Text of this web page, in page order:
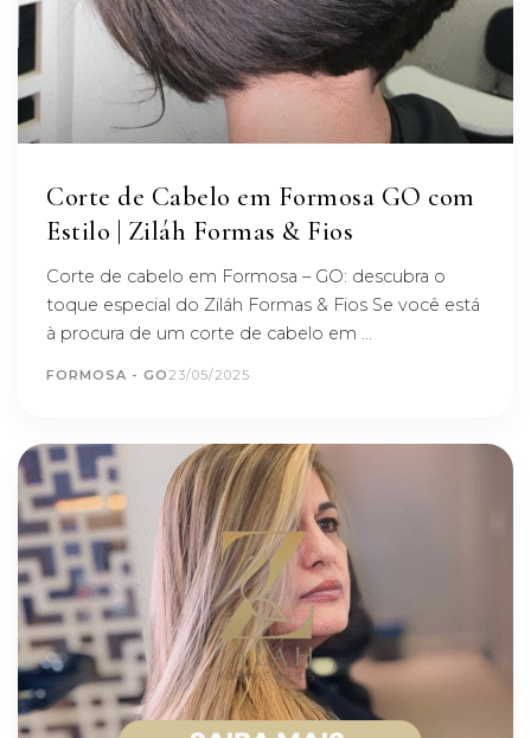
Corte de Cabelo em Formosa GO com
Estilo | Ziláh Formas & Fios
Corte de cabelo em Formosa – GO: descubra o
toque especial do Ziláh Formas & Fios Se você está
à procura de um corte de cabelo em ...
FORMOSA - GO 23/05/2025